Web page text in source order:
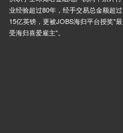
业经验超过80年，经手交易总金额超过
15亿英镑，更被JOBS海归平台授奖"最
受海归喜爱雇主"。